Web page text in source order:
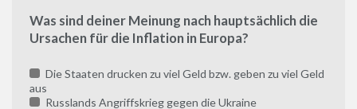
Was sind deiner Meinung nach hauptsächlich die
Ursachen für die Inflation in Europa?
Die Staaten drucken zu viel Geld bzw. geben zu viel Geld
aus
Russlands Angriffskrieg gegen die Ukraine